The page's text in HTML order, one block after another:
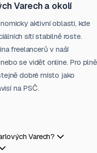
Varech a okolí
aktivní oblasti, kde
sítí stabilně roste.
freelancerů v naší
se vidět online. Pro plně
dobré místo jako
na PSČ.
Varech?